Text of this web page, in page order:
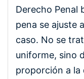
Derecho Penal
pena se ajuste
caso. No se
uniforme, sino
proporción a la